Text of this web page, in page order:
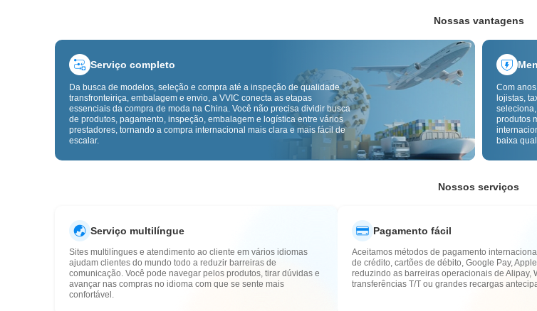
Nossas vantagens
Serviço completo
Da busca de modelos, seleção e compra até a inspeção de qualidade
transfronteiriça, embalagem e envio, a VVIC conecta as etapas
essenciais da compra de moda na China. Você não precisa dividir busca
de produtos, pagamento, inspeção, embalagem e logística entre vários
prestadores, tornando a compra internacional mais clara e mais fácil de
escalar.
Com
lojistas,
produtos
baixa
inspeção
riscos de
Nossos serviços
Serviço multilíngue
Sites multilíngues e atendimento ao cliente em vários idiomas
ajudam clientes do mundo todo a reduzir barreiras de
comunicação. Você pode navegar pelos produtos, tirar dúvidas e
avançar nas compras no idioma com que se sente mais
confortável.
Pagamento fácil
Aceitamos métodos de pagamento
de crédito, cartões de débito, Google Pay,
reduzindo as barreiras operacionais de Alipay,
transferências T/T ou grandes recargas